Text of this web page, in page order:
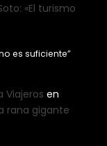
«El turismo
es suficiente”
Viajeros en
rana gigante